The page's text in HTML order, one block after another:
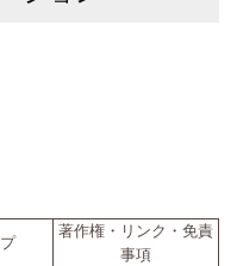
著作権・リンク・免責
事項